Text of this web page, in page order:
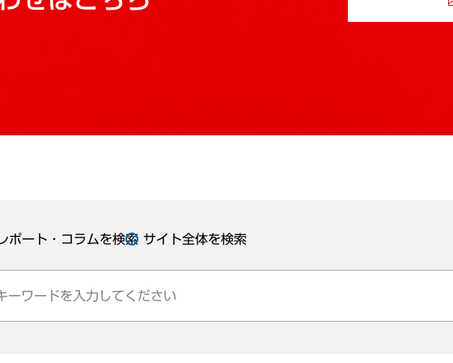
ポート・コラムを検索 サイト全体を検索